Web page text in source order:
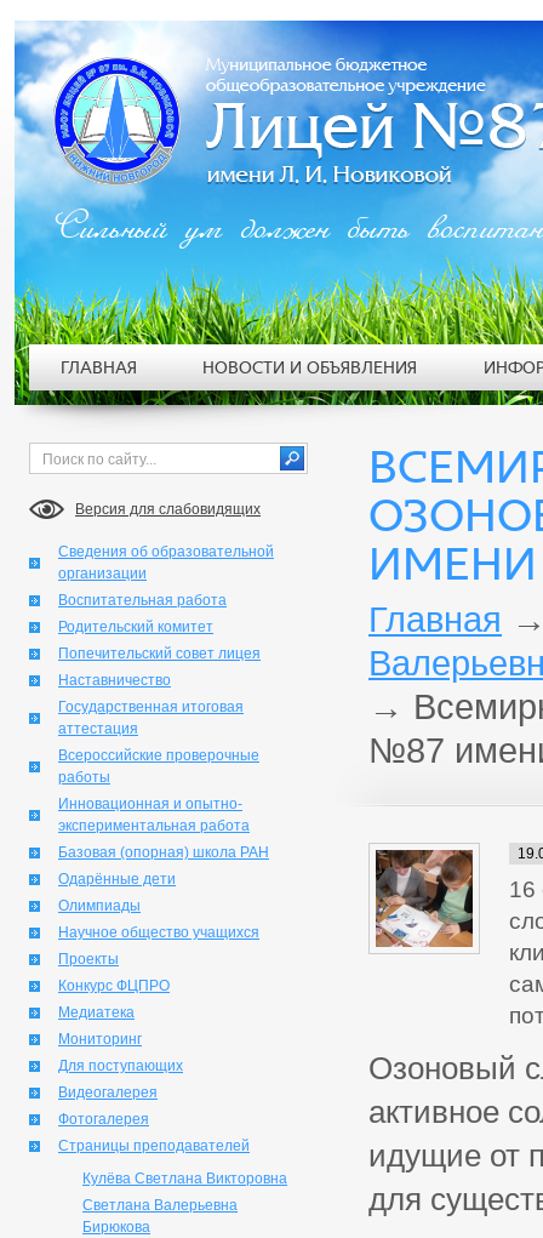
Версия для слабовидящих
Сведения об образовательной
организации
Воспитательная работа
Родительский комитет
Попечительский совет лицея
Наставничество
Государственная итоговая
аттестация
Всероссийские проверочные
работы
Инновационная и опытно-
экспериментальная работа
Базовая (опорная) школа РАН
Одарённые дети
Олимпиады
Научное общество учащихся
Проекты
Конкурс ФЦПРО
Медиатека
Мониторинг
Для поступающих
Видеогалерея
Фотогалерея
Страницы преподавателей
Кулёва Светлана Викторовна
Светлана Валерьевна
Бирюкова
Главная
→
№87
16
Озоновый
активное
идущие от
для
Сильный ум должен быть
ГЛАВНАЯ НОВОСТИ И ОБЪЯВЛЕНИЯ